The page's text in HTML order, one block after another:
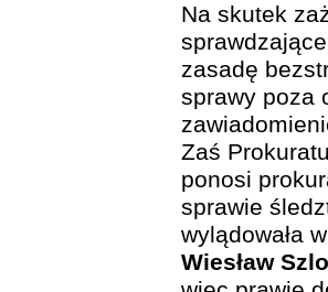
Na skutek
zasadę
sprawy poza
Zaś
ponosi
sprawie
wylądowała
Wiesław